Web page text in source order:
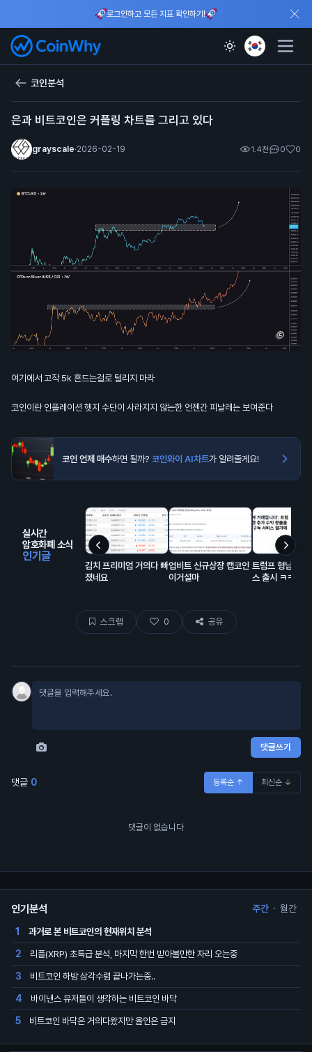
로그인하고 모든 지표 확인하기!
코인분석
은과 비트코인은 커플링 차트를 그리고 있다
grayscale·2026-02-19 1.4천 0 0
여기에서 고작 5k 흔드는걸로 털리지 마라
코인이란 인플레이션 헷지 수단이 사라지지 않는한 언젠간 피날레는 보여준다
코인 언제 매수하면 될까? 코인와이 AI차트가 알려줄게요!
실시간
암호화폐 소식
인기글
김치 프리미엄 거의다 빠
졌네요
업비트 신규상장 캡코인
이거설마
트럼프 형님의
스 출시 ㅋㅋㅋ
스크랩 0 공유
댓글쓰기
댓글 0 등록순 ↑ 최신순 ↓
댓글이 없습니다
인기분석 주간 · 월간
1 과거로 본 비트코인의 현재위치 분석
2 리플(XRP) 초특급 분석, 마지막 한번 받아볼만한 자리 오는중
3 비트코인 하방 삼각수렴 끝나가는중..
4 바이낸스 유저들이 생각하는 비트코인 바닥
5 비트코인 바닥은 거의다왔지만 올인은 금지